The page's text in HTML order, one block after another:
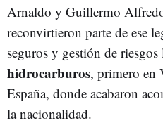
Arnaldo y Guillermo
reconvirtieron parte de ese
seguros y gestión de
hidrocarburos, primero en
España, donde acabaron
la nacionalidad.